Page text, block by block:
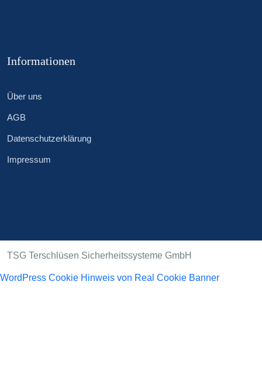
Informationen
Über uns
AGB
Datenschutzerklärung
Impressum
TSG Terschlüsen Sicherheitssysteme GmbH
WordPress Cookie Hinweis von Real Cookie Banner